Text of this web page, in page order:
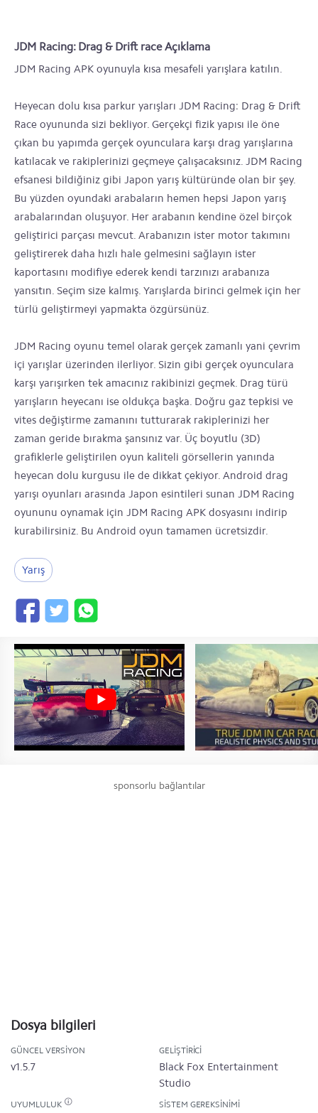
JDM Racing: Drag & Drift race Açıklama
JDM Racing APK oyunuyla kısa mesafeli yarışlara katılın.
Heyecan dolu kısa parkur yarışları JDM Racing: Drag & Drift
Race oyununda sizi bekliyor. Gerçekçi fizik yapısı ile öne
çıkan bu yapımda gerçek oyunculara karşı drag yarışlarına
katılacak ve rakiplerinizi geçmeye çalışacaksınız. JDM Racing
efsanesi bildiğiniz gibi Japon yarış kültüründe olan bir şey.
Bu yüzden oyundaki arabaların hemen hepsi Japon yarış
arabalarından oluşuyor. Her arabanın kendine özel birçok
geliştirici parçası mevcut. Arabanızın ister motor takımını
geliştirerek daha hızlı hale gelmesini sağlayın ister
kaportasını modifiye ederek kendi tarzınızı arabanıza
yansıtın. Seçim size kalmış. Yarışlarda birinci gelmek için her
türlü geliştirmeyi yapmakta özgürsünüz.
JDM Racing oyunu temel olarak gerçek zamanlı yani çevrim
içi yarışlar üzerinden ilerliyor. Sizin gibi gerçek oyunculara
karşı yarışırken tek amacınız rakibinizi geçmek. Drag türü
yarışların heyecanı ise oldukça başka. Doğru gaz tepkisi ve
vites değiştirme zamanını tutturarak rakiplerinizi her
zaman geride bırakma şansınız var. Üç boyutlu (3D)
grafiklerle geliştirilen oyun kaliteli görsellerin yanında
heyecan dolu kurgusu ile de dikkat çekiyor. Android drag
yarışı oyunları arasında Japon esintileri sunan JDM Racing
oyununu oynamak için JDM Racing APK dosyasını indirip
kurabilirsiniz. Bu Android oyun tamamen ücretsizdir.
Yarış
sponsorlu bağlantılar
Dosya bilgileri
GÜNCEL VERSIYON
v1.5.7
GELIŞTIRICI
Black Fox Entertainment
Studio
UYUMLULUK SISTEM GEREKSINIMI